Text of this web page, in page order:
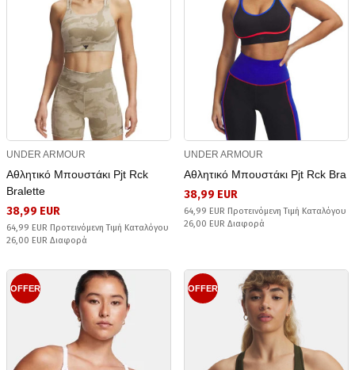
UNDER ARMOUR
Αθλητικό Μπουστάκι Pjt Rck
Bralette
38,99 EUR
64,99 EUR Προτεινόμενη Τιμή Καταλόγου
26,00 EUR Διαφορά
UNDER ARMOUR
Αθλητικό Μπουστάκι Pjt Rck Bra
38,99 EUR
64,99 EUR Προτεινόμενη Τιμή Καταλόγου
26,00 EUR Διαφορά
OFFER OFFER